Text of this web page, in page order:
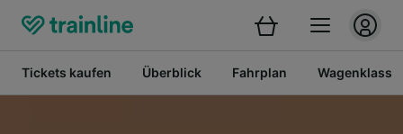
Tickets kaufen Überblick Fahrplan